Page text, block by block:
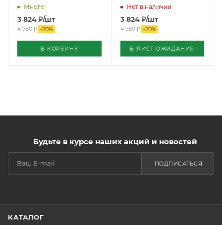
Много
3 824 ₽/шт
4 780₽ -20%
В КОРЗИНУ
Нет в наличии
3 824₽/шт
4 780₽ -20%
В ЛИСТ ОЖИДАНИЯ
Будьте в курсе наших акций и новостей
ПОДПИСАТЬСЯ
КАТАЛОГ